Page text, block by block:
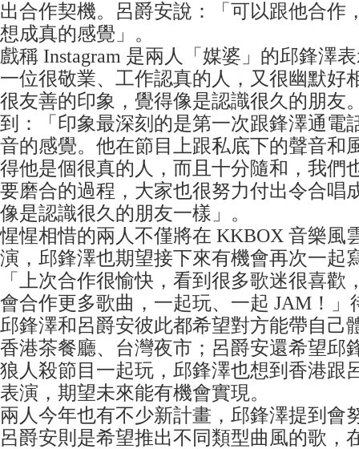
出合作契機。呂爵安說：「可以跟他合作
想成真的感覺」。
戲稱 Instagram 是兩人「媒婆」的邱鋒澤
一位很敬業、工作認真的人，又很幽默好
很友善的印象，覺得像是認識很久的朋友
到：「印象最深刻的是第一次跟鋒澤通電
音的感覺。他在節目上跟私底下的聲音和
得他是個很真的人，而且十分隨和，我們
要磨合的過程，大家也很努力付出令合唱
像是認識很久的朋友一樣」。
惺惺相惜的兩人不僅將在 KKBOX 音樂風
演，邱鋒澤也期望接下來有機會再次一起
「上次合作很愉快，看到很多歌迷很喜歡
會合作更多歌曲，一起玩、一起 JAM！」
邱鋒澤和呂爵安彼此都希望對方能帶自己
香港茶餐廳、台灣夜市；呂爵安還希望邱
狼人殺節目一起玩，邱鋒澤也想到香港跟
表演，期望未來能有機會實現。
兩人今年也有不少新計畫，邱鋒澤提到會
呂爵安則是希望推出不同類型曲風的歌，